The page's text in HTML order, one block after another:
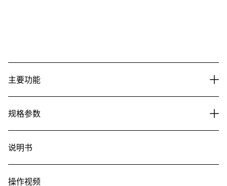
主要功能
规格参数
说明书
操作视频